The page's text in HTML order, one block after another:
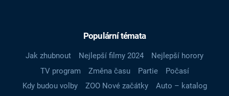
Populární témata
Jak zhubnout Nejlepší filmy 2024
Nejlepší horory
TV program
Změna času Partie
Počasí
Kdy budou volby
ZOO Nové začátky
Auto – katalog